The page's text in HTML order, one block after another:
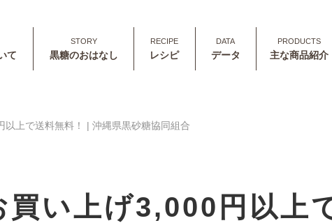
て 黒糖のおはなし レシピ データ 主な商品紹介
以上で送料無料！ | 沖縄県黒砂糖協同組合
い上げ3,000円以上